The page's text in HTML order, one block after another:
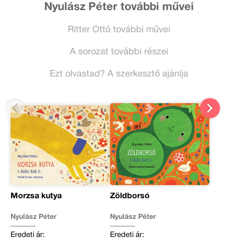
Nyulász Péter további művei
Ritter Ottó további művei
A sorozat további részei
Ezt olvastad? A szerkesztő ajánlja
Morzsa kutya
Nyulász Péter
Eredeti ár:
Zöldborsó
Nyulász Péter
Eredeti ár: